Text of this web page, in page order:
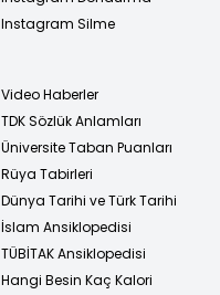
Instagram Silme
Video Haberler
TDK Sözlük Anlamları
Üniversite Taban Puanları
Rüya Tabirleri
Dünya Tarihi ve Türk Tarihi
İslam Ansiklopedisi
TÜBİTAK Ansiklopedisi
Hangi Besin Kaç Kalori